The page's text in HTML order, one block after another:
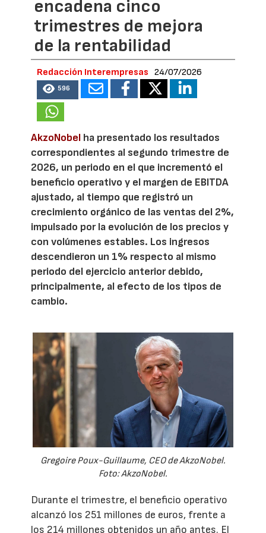
encadena cinco
trimestres de mejora
de la rentabilidad
Redacción Interempresas 24/07/2026
596
AkzoNobel ha presentado los resultados
correspondientes al segundo trimestre de
2026, un periodo en el que incrementó el
beneficio operativo y el margen de EBITDA
ajustado, al tiempo que registró un
crecimiento orgánico de las ventas del 2%,
impulsado por la evolución de los precios y
con volúmenes estables. Los ingresos
descendieron un 1% respecto al mismo
periodo del ejercicio anterior debido,
principalmente, al efecto de los tipos de
cambio.
Gregoire Poux-Guillaume, CEO de AkzoNobel.
Foto: AkzoNobel.
Durante el trimestre, el beneficio operativo
alcanzó los 251 millones de euros, frente a
los 214 millones obtenidos un año antes. El